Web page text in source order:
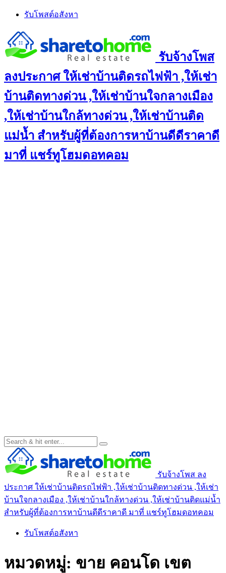
Skip
content
รับโพสต์อสังหา
รับจ้างโพส
ลงประกาศ ให้เช่าบ้านติดรถไฟฟ้า ,ให้เช่า
บ้านติดทางด่วน ,ให้เช่าบ้านใจกลางเมือง
,ให้เช่าบ้านใกล้ทางด่วน ,ให้เช่าบ้านติด
แม่น้ำ สำหรับผู้ที่ต้องการหาบ้านดีดีราคาดี
มาที่ แชร์ทูโฮมดอทคอม
รับจ้างโพส ลง
ประกาศ ให้เช่าบ้านติดรถไฟฟ้า ,ให้เช่าบ้านติดทางด่วน ,ให้เช่า
บ้านใจกลางเมือง ,ให้เช่าบ้านใกล้ทางด่วน ,ให้เช่าบ้านติดแม่น้ำ
สำหรับผู้ที่ต้องการหาบ้านดีดีราคาดี มาที่ แชร์ทูโฮมดอทคอม
รับโพสต์อสังหา
หมวดหมู่: ขาย คอนโด เขต